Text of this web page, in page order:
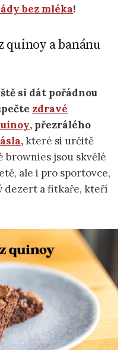
bez mléka!
quinoy a banánu
si dát pořádnou
zdravé
, přezrálého
,které si určitě
brownies jsou skvělé
ale i pro sportovce,
dezert a fitkaře, kteří